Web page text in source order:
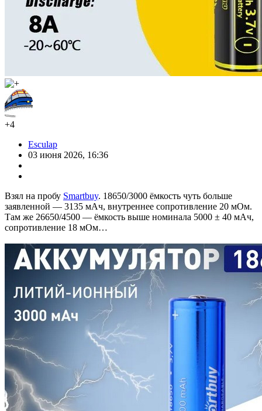
+4
Esculap
03 июня 2026, 16:36
Взял на пробу Smartbuy. 18650/3000 ёмкость чуть больше
заявленной — 3135 мАч, внутреннее сопротивление 20 мОм.
Там же 26650/4500 — ёмкость выше номинала 5000 ± 40 мАч,
сопротивление 18 мОм…